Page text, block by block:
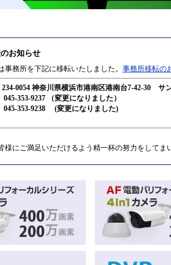
お知らせ
事務所を下記に移転いたしました。 事務所移転の
0054 神奈川県横浜市港南区港南台7-42-30 サ
353-9237 （変更になりました）
045-353-9238 (変更になりました)
様にご満足いただけるよう精一杯の努力をして